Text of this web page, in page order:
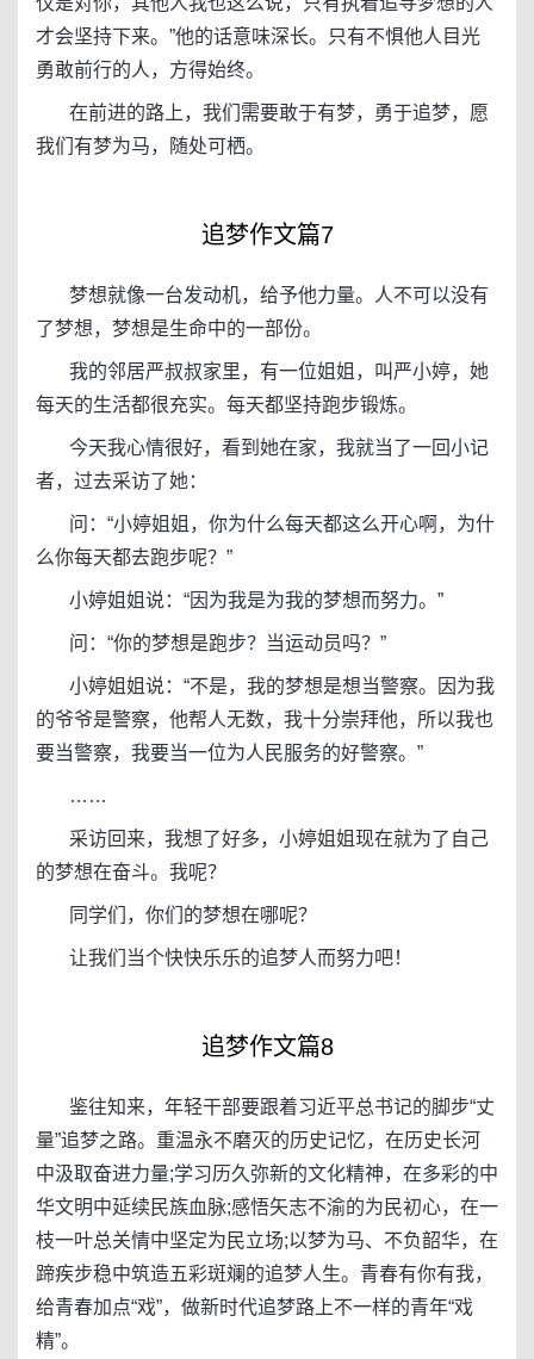
才会坚持下来。”他的话意味深长。只有不惧他人目光
勇敢前行的人，方得始终。
在前进的路上，我们需要敢于有梦，勇于追梦，愿
我们有梦为马，随处可栖。
追梦作文篇7
梦想就像一台发动机，给予他力量。人不可以没有
了梦想，梦想是生命中的一部份。
我的邻居严叔叔家里，有一位姐姐，叫严小婷，她
每天的生活都很充实。每天都坚持跑步锻炼。
今天我心情很好，看到她在家，我就当了一回小记
者，过去采访了她：
问：“小婷姐姐，你为什么每天都这么开心啊，为什
么你每天都去跑步呢？”
小婷姐姐说：“因为我是为我的梦想而努力。”
问：“你的梦想是跑步？当运动员吗？”
小婷姐姐说：“不是，我的梦想是想当警察。因为我
的爷爷是警察，他帮人无数，我十分崇拜他，所以我也
要当警察，我要当一位为人民服务的好警察。”
……
采访回来，我想了好多，小婷姐姐现在就为了自己
的梦想在奋斗。我呢？
同学们，你们的梦想在哪呢？
让我们当个快快乐乐的追梦人而努力吧！
追梦作文篇8
鉴往知来，年轻干部要跟着习近平总书记的脚步“丈
量”追梦之路。重温永不磨灭的历史记忆，在历史长河
中汲取奋进力量;学习历久弥新的文化精神，在多彩的中
华文明中延续民族血脉;感悟矢志不渝的为民初心，在一
枝一叶总关情中坚定为民立场;以梦为马、不负韶华，在
蹄疾步稳中筑造五彩斑斓的追梦人生。青春有你有我，
给青春加点“戏”，做新时代追梦路上不一样的青年“戏
精”。